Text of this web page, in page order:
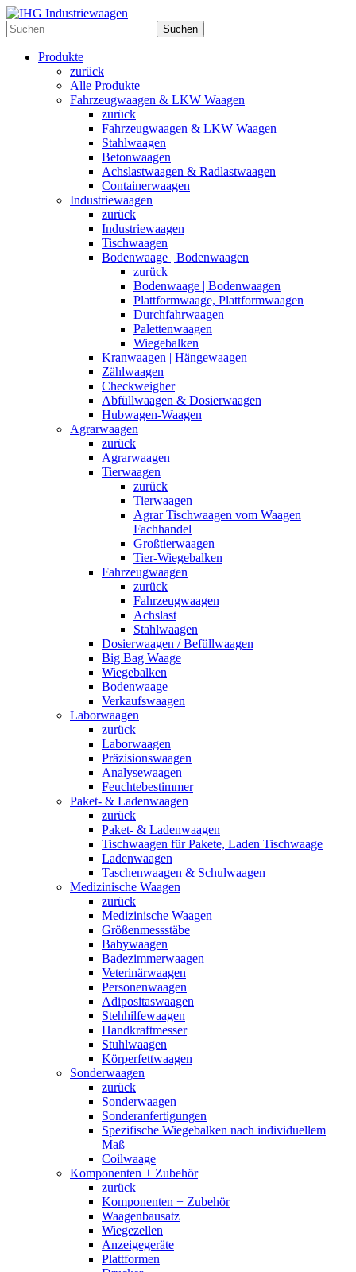
Suchen
Produkte
zurück
Alle Produkte
Fahrzeugwaagen & LKW Waagen
zurück
Fahrzeugwaagen & LKW Waagen
Stahlwaagen
Betonwaagen
Achslastwaagen & Radlastwaagen
Containerwaagen
Industriewaagen
zurück
Industriewaagen
Tischwaagen
Bodenwaage | Bodenwaagen
zurück
Bodenwaage | Bodenwaagen
Plattformwaage, Plattformwaagen
Durchfahrwaagen
Palettenwaagen
Wiegebalken
Kranwaagen | Hängewaagen
Zählwaagen
Checkweigher
Abfüllwaagen & Dosierwaagen
Hubwagen-Waagen
Agrarwaagen
zurück
Agrarwaagen
Tierwaagen
zurück
Tierwaagen
Agrar Tischwaagen vom Waagen
Fachhandel
Großtierwaagen
Tier-Wiegebalken
Fahrzeugwaagen
zurück
Fahrzeugwaagen
Achslast
Stahlwaagen
Dosierwaagen / Befüllwaagen
Big Bag Waage
Wiegebalken
Bodenwaage
Verkaufswaagen
Laborwaagen
zurück
Laborwaagen
Präzisionswaagen
Analysewaagen
Feuchtebestimmer
Paket- & Ladenwaagen
zurück
Paket- & Ladenwaagen
Tischwaagen für Pakete, Laden Tischwaage
Ladenwaagen
Taschenwaagen & Schulwaagen
Medizinische Waagen
zurück
Medizinische Waagen
Größenmessstäbe
Babywaagen
Badezimmerwaagen
Veterinärwaagen
Personenwaagen
Adipositaswaagen
Stehhilfewaagen
Handkraftmesser
Stuhlwaagen
Körperfettwaagen
Sonderwaagen
zurück
Sonderwaagen
Sonderanfertigungen
Spezifische Wiegebalken nach individuellem
Maß
Coilwaage
Komponenten + Zubehör
zurück
Komponenten + Zubehör
Waagenbausatz
Wiegezellen
Anzeigegeräte
Plattformen